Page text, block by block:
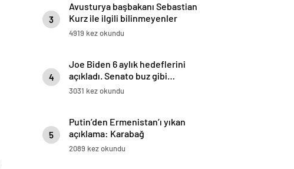
3
Avusturya başbakanı Sebastian
Kurz ile ilgili bilinmeyenler
4919 kez okundu
4
Joe Biden 6 aylık hedeflerini
açıkladı. Senato buz gibi…
3031 kez okundu
5
Putin’den Ermenistan’ı yıkan
açıklama: Karabağ
Azerbaycan’ın ayrılmaz bir
2089 kez okundu